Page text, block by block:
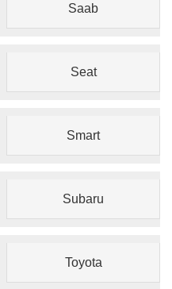
Saab
Seat
Smart
Subaru
Toyota